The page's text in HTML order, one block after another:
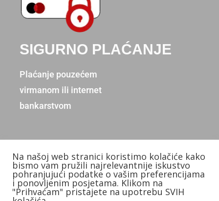
SIGURNO PLAĆANJE
Plaćanje pouzećem
virmanom ili internet
bankarstvom
Copyright © 2026. Donum d.o.o.
Izradio: KB Studios
Na našoj web stranici koristimo kolačiće kako
bismo vam pružili najrelevantnije iskustvo
pohranjujući podatke o vašim preferencijama
i ponovljenim posjetama. Klikom na
"Prihvaćam" pristajete na upotrebu SVIH